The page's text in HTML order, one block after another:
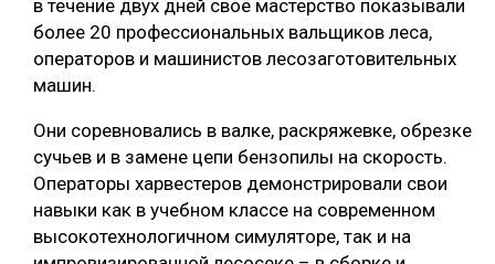
ЦБП
ЛЕСОПИЛЕНИЕ
ДЕРЕВЯННОЕ ДОМОСТРОЕНИЕ
БЕЗОПАСНОЕ ПРОИЗВОДСТВО
в течение двух дней своё мастерство показывали
более 20 профессиональных вальщиков леса,
операторов и машинистов лесозаготовительных
машин.
Они соревновались в валке, раскряжевке, обрезке
сучьев и в замене цепи бензопилы на скорость.
Операторы харвестеров демонстрировали свои
навыки как в учебном классе на современном
высокотехнологичном симуляторе, так и на